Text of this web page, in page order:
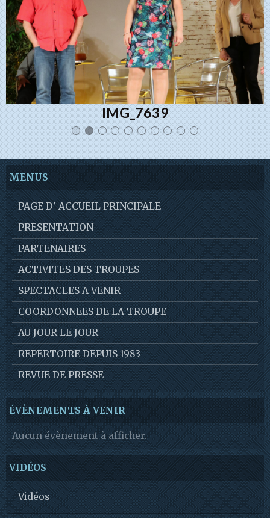
IMG_7639
MENUS
PAGE D' ACCUEIL PRINCIPALE
PRESENTATION
PARTENAIRES
ACTIVITES DES TROUPES
SPECTACLES A VENIR
COORDONNEES DE LA TROUPE
AU JOUR LE JOUR
REPERTOIRE DEPUIS 1983
REVUE DE PRESSE
ÉVÈNEMENTS À VENIR
Aucun évènement à afficher.
VIDÉOS
Vidéos